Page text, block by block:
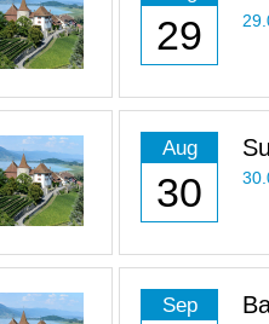
29
Aug
30
Sep